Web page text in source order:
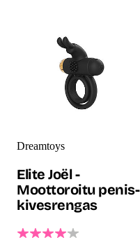
Dreamtoys
Elite Joël -
Moottoroitu penis-
kivesrengas